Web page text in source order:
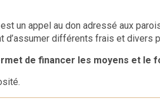
un appel au don adressé aux
d’assumer différents frais et divers
de financer les moyens et le